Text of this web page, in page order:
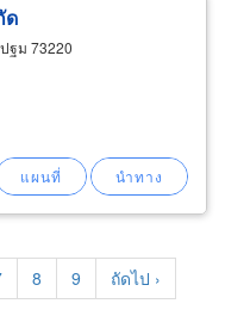
ด
ฐม 73220
Page
8 Page
9
Next
page
ถัดไป ›